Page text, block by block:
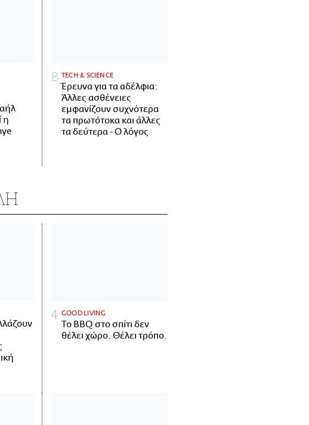
η
ΤECH & SCIENCE
Έρευνα για τα αδέλφια:
Άλλες ασθένειες
εμφανίζουν συχνότερα
τα πρωτότοκα και άλλες
τα δεύτερα - Ο λόγος
GOOD LIVING
Το BBQ στο σπίτι δεν
θέλει χώρο. Θέλει τρόπο.